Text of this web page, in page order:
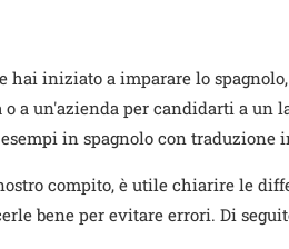
hai iniziato a imparare lo
o a un'azienda per candidarti a
in spagnolo con
compito, è utile chiarire le
bene per evitare errori. Di